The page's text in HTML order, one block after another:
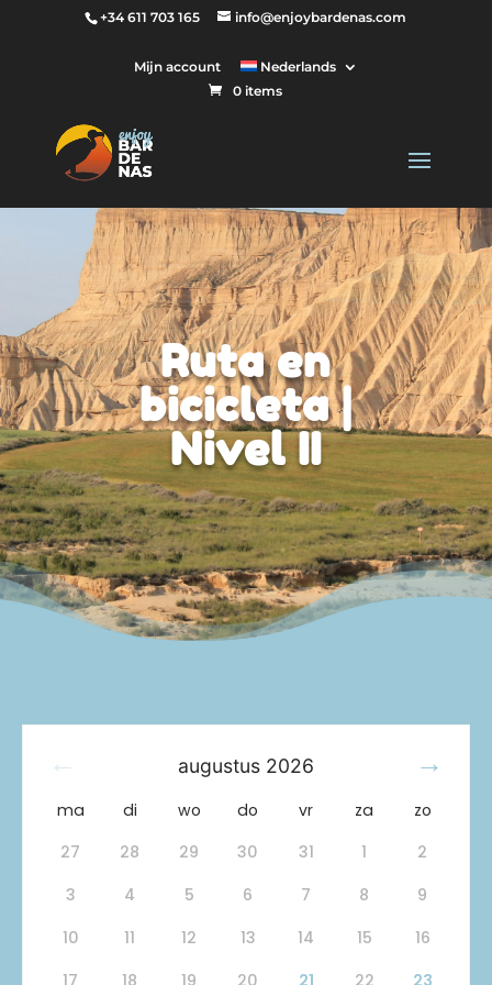
+34 611 703 165 info@enjoybardenas.com
Mijn account
Nederlands
0 items
Ruta en
bicicleta |
Nivel II
augustus 2026
ma di wo do vr za
zo
27
28 29 30 31 1
2
3
4 5 6 7 8
9
10
11 12 13 14 15
16
17
18 19 20 21 22
23